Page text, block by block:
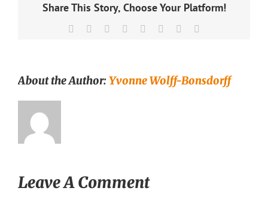
Share This Story, Choose Your Platform!
Facebook Reddit LinkedIn
TumblrPinterest
About the Author:Yvonne Wolff-Bonsdorff
Leave A Comment